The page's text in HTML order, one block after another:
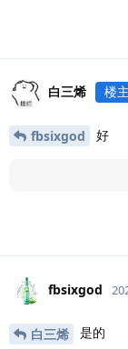
白三烯 楼主
fbsixgod 好
fbsixgod
白三烯 是的